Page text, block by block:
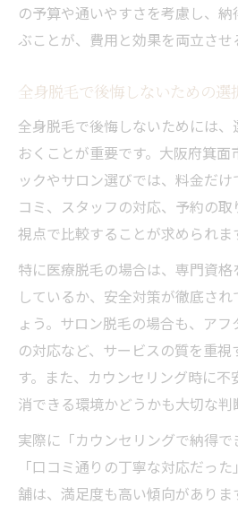
の予算や通いやすさを考慮し、
ぶことが、費用と効果を両立させ
全身脱毛で後悔しないための選
全身脱毛で後悔しないためには
おくことが重要です。大阪府箕
ックやサロン選びでは、料金だ
コミ、スタッフの対応、予約の
視点で比較することが求められま
特に医療脱毛の場合は、専門資
しているか、安全対策が徹底さ
ょう。サロン脱毛の場合も、ア
の対応など、サービスの質を重
す。また、カウンセリング時に
消できる環境かどうかも大切な判
実際に「カウンセリングで納得で
「口コミ通りの丁寧な対応だっ
舗は、満足度も高い傾向があり